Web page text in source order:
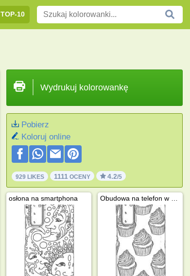
TOP-10
Wydrukuj kolorowankę
Pobierz
Koloruj online
929 LIKES 1111 OCENY 4.2/5
osłona na smartphona